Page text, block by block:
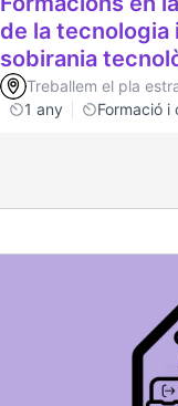
de la tecnologia
sobirania
Treballem el pla
1 any
Formació